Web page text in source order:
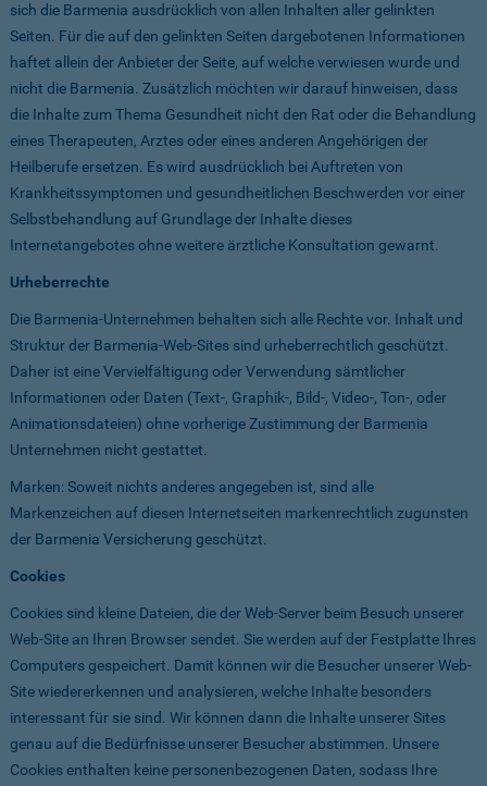
sich die Barmenia ausdrücklich von allen Inhalten aller gelinkten
Seiten. Für die auf den gelinkten Seiten dargebotenen Informationen
haftet allein der Anbieter der Seite, auf welche verwiesen wurde und
nicht die Barmenia. Zusätzlich möchten wir darauf hinweisen, dass
die Inhalte zum Thema Gesundheit nicht den Rat oder die Behandlung
eines Therapeuten, Arztes oder eines anderen Angehörigen der
Heilberufe ersetzen. Es wird ausdrücklich bei Auftreten von
Krankheitssymptomen und gesundheitlichen Beschwerden vor einer
Selbstbehandlung auf Grundlage der Inhalte dieses
Internetangebotes ohne weitere ärztliche Konsultation gewarnt.
Urheberrechte
Die Barmenia-Unternehmen behalten sich alle Rechte vor. Inhalt und
Struktur der Barmenia-Web-Sites sind urheberrechtlich geschützt.
Daher ist eine Vervielfältigung oder Verwendung sämtlicher
Informationen oder Daten (Text-, Graphik-, Bild-, Video-, Ton-, oder
Animationsdateien) ohne vorherige Zustimmung der Barmenia
Unternehmen nicht gestattet.
Marken: Soweit nichts anderes angegeben ist, sind alle
Markenzeichen auf diesen Internetseiten markenrechtlich zugunsten
der Barmenia Versicherung geschützt.
Cookies
Cookies sind kleine Dateien, die der Web-Server beim Besuch unserer
Web-Site an Ihren Browser sendet. Sie werden auf der Festplatte Ihres
Computers gespeichert. Damit können wir die Besucher unserer Web-
Site wiedererkennen und analysieren, welche Inhalte besonders
interessant für sie sind. Wir können dann die Inhalte unserer Sites
genau auf die Bedürfnisse unserer Besucher abstimmen. Unsere
Cookies enthalten keine personenbezogenen Daten, sodass Ihre